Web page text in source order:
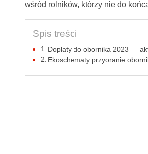
wśród rolników, którzy nie do
Spis treści
Dopłaty do obornika 2023 —
Ekoschematy przyoranie